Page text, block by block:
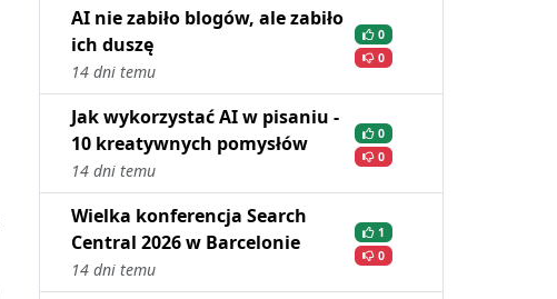
AI nie zabiło blogów, ale zabiło
ich duszę
14 dni temu
0
0
Jak wykorzystać AI w pisaniu -
10 kreatywnych pomysłów
14 dni temu
0
0
Wielka konferencja Search
Central 2026 w Barcelonie
14 dni temu
1
0